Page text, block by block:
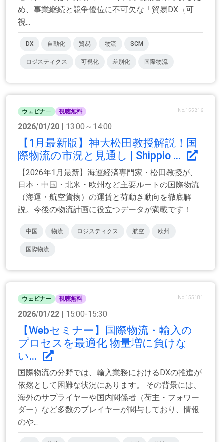
め、事業継続と競争優位に不可欠な「貿易DX（可
視...
DX 自動化 貿易 物流 SCM
ロジスティクス 可視化 差別化 国際物流
ウェビナー 視聴無料 No.155216
2026/01/20 | 13:00～14:00
【1月最新版】神大松田教授解説！国
際物流の市況と見通し | Shippio ...
【2026年1月最新】海運経済専門家・松田教授が、
日本・中国・北米・欧州など主要ルートの国際物流
（海運・航空貨物）の運賃と荷動き動向を徹底解
説。今後の物流計画に役立つデータが満載です！
中国 物流 ロジスティクス 航空 欧州
国際物流
ウェビナー 視聴無料 No.155181
2026/01/22 | 15:00-15:30
【Webセミナー】国際物流・輸入の
プロセスを最適化 物量増に負けな
い...
国際物流の分野では、輸入業務におけるDXの推進が
依然として困難な状況にあります。 その背景には、
海外のサプライヤーや国内関係者（荷主・フォワー
ダー）など多数のプレイヤーが関与しており、情報
のや...